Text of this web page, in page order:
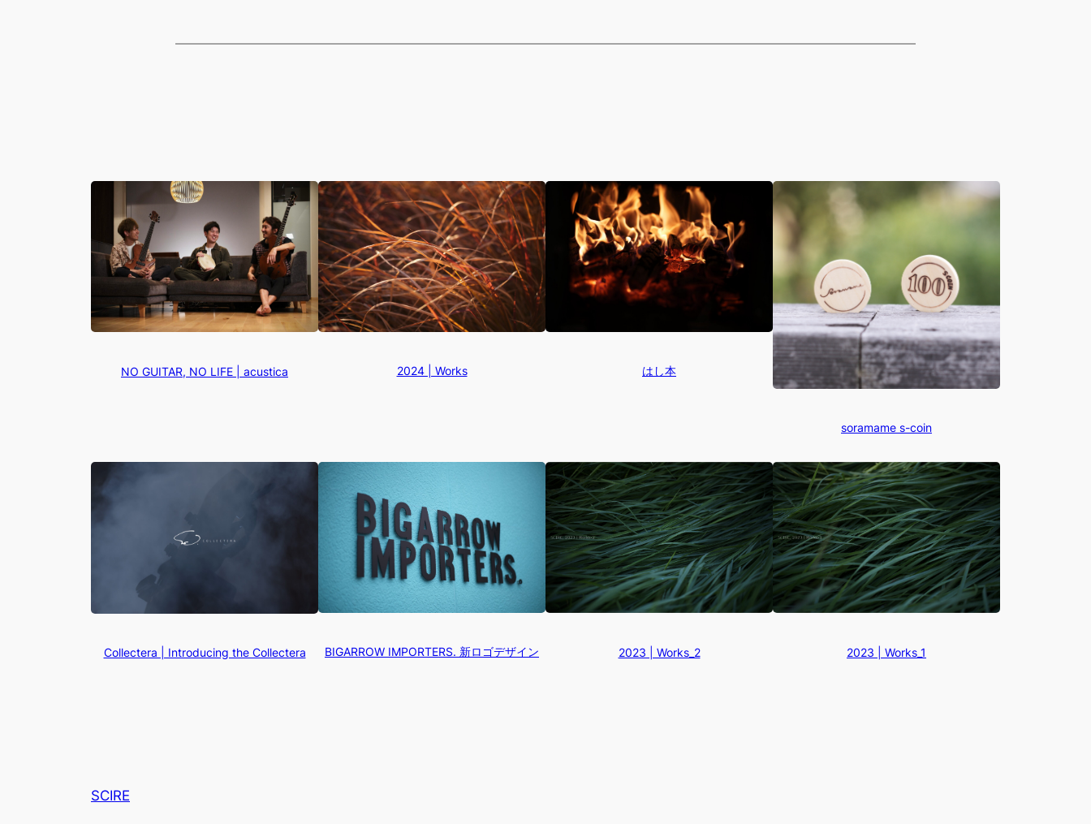
NO GUITAR, NO LIFE | acustica 2024 | Works はし本
soramame s-coin
Collectera | Introducing the Collectera BIGARROW IMPORTERS. 新ロゴデザイン 2023 | Works_2 2023 | Works_1
SCIRE